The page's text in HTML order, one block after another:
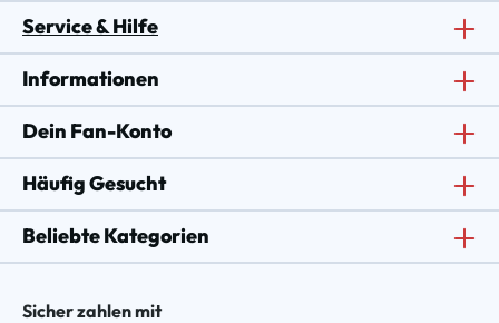
Service & Hilfe
Informationen
Dein Fan-Konto
Häufig Gesucht
Beliebte Kategorien
Sicher zahlen mit